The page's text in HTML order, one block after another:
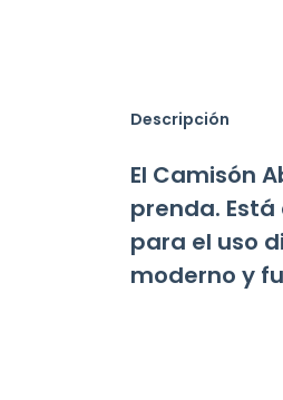
Descripción
El Camisón
prenda.
para el uso
moderno y